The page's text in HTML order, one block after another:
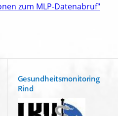
zum MLP-Datenabruf"
Gesundheitsmonitoring
Rind